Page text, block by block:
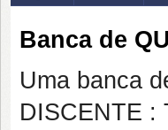
Banca de
Uma banca
DISCENTE :